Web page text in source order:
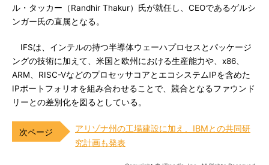
ル・タッカー（Randhir Thakur）氏が就任し、CEOであるゲルシ
ンガー氏の直属となる。
IFSは、インテルの持つ半導体ウェーハプロセスとパッケージ
ングの技術に加えて、米国と欧州における生産能力や、x86、
ARM、RISC-VなどのプロセッサコアとエコシステムIPを含めた
IPポートフォリオを組み合わせることで、競合となるファウンド
リーとの差別化を図るとしている。
アリゾナ州の工場建設に加え、IBMとの共同研
究計画も発表